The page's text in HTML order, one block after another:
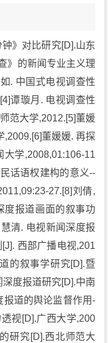
》对比研究[D].山东
》的新闻专业主义理
. 中国式电视调查性
谭璇月. 电视调查性
范大学,2012.[5]董媛
董媛媛. 再探
学,2008,01:106-11
话语权建构的意义--
27.[8]刘倩,
度报道画面的叙事功
清. 电视新闻深度报
西部广播电视,201
的叙事学研究[D].暨
度报道研究[D].中南
报道的舆论监督作用-
视[D].广西大学,200
研究[D].西北师范大